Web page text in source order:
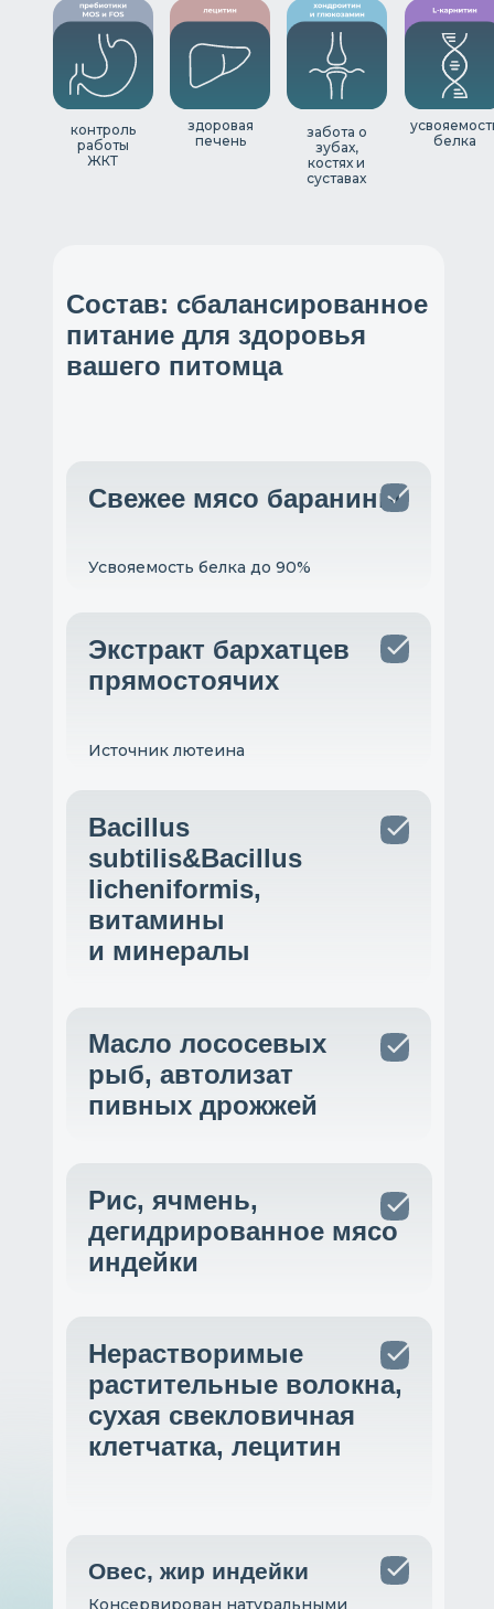
белка
забота о
зубах,
костях и
суставах
контроль
работы
ЖКТ
здоровая
печень
Состав: сбалансированное
питание для здоровья
вашего питомца
Bacillus
subtilis&Bacillus
licheniformis,
витамины
и минералы
Экстракт бархатцев
прямостоячих
Источник лютеина
Свежее мясо баранины
Усвояемость белка до 90%
Масло лососевых
рыб, автолизат
пивных дрожжей
Рис, ячмень,
дегидрированное мясо
индейки
Нерастворимые
растительные волокна,
сухая свекловичная
клетчатка, лецитин
Овес, жир индейки
Консервирован натуральными